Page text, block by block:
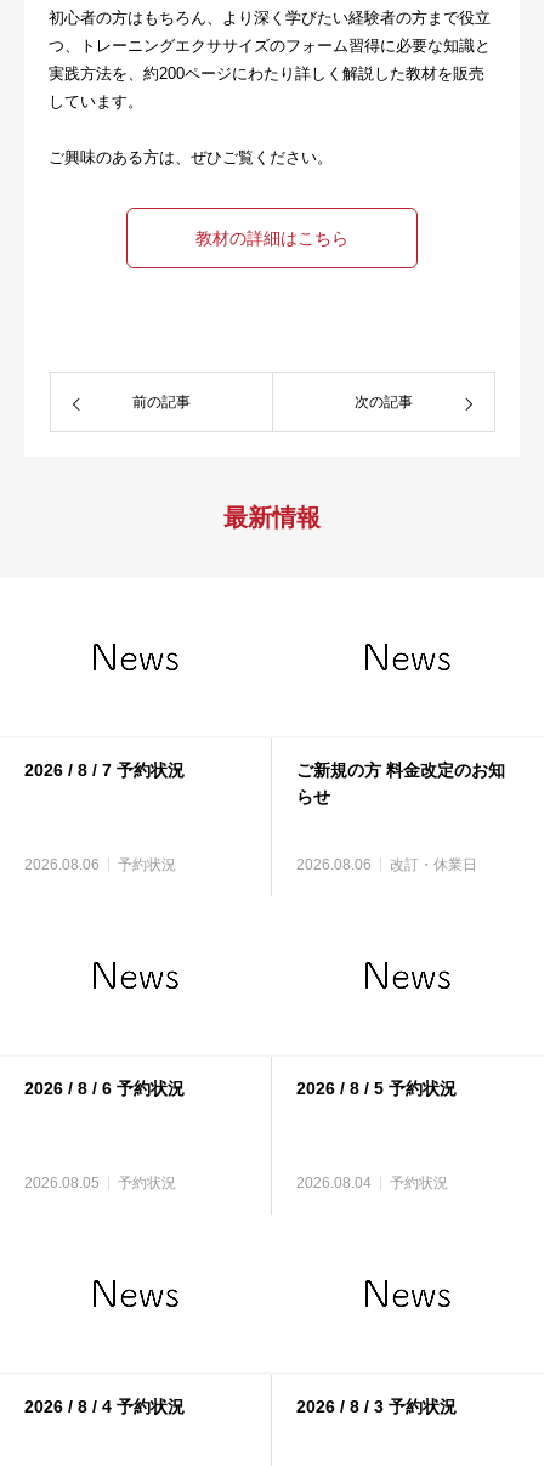
初心者の方はもちろん、より深く学びたい経験者の方まで役立
つ、トレーニングエクササイズのフォーム習得に必要な知識と
実践方法を、約200ページにわたり詳しく解説した教材を販売
しています。
ご興味のある方は、ぜひご覧ください。
教材の詳細はこちら
前の記事 次の記事
最新情報
2026 / 8 / 7 予約状況
2026.08.06 予約状況
ご新規の方 料金改定のお知
らせ
2026.08.06 改訂・休業日
2026 / 8 / 6 予約状況
2026.08.05 予約状況
2026 / 8 / 5 予約状況
2026.08.04 予約状況
2026 / 8 / 4 予約状況 2026 / 8 / 3 予約状況